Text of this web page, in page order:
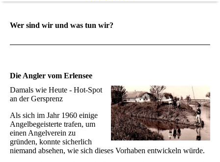
Wer sind wir und was tun wir?
Die Angler vom Erlensee
Damals wie Heute - Hot-Spot
an der Gersprenz
Als sich im Jahr 1960 einige
Angelbegeisterte trafen, um
einen Angelverein zu
gründen, konnte sicherlich
niemand absehen, wie sich dieses Vorhaben entwickeln würde.